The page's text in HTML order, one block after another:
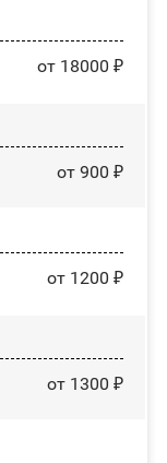
от 18000 ₽
от 900 ₽
от 1200 ₽
от 1300 ₽